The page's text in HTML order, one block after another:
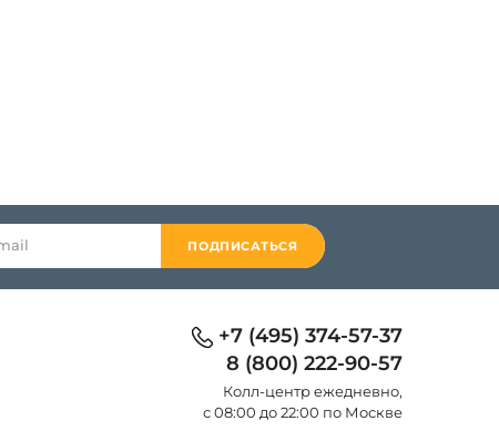
ПОДПИСАТЬСЯ
+7 (495) 374-57-37
8 (800) 222-90-57
Колл-центр eжедневно,
с 08:00 до 22:00 по Москве